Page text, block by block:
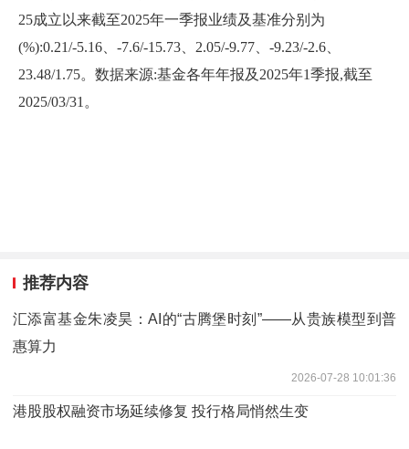
25成立以来截至2025年一季报业绩及基准分别为
(%):0.21/-5.16、-7.6/-15.73、2.05/-9.77、-9.23/-2.6、
23.48/1.75。数据来源:基金各年年报及2025年1季报,截至
2025/03/31。
推荐内容
汇添富基金朱凌昊：AI的“古腾堡时刻”——从贵族模型到普
惠算力
2026-07-28 10:01:36
港股股权融资市场延续修复 投行格局悄然生变